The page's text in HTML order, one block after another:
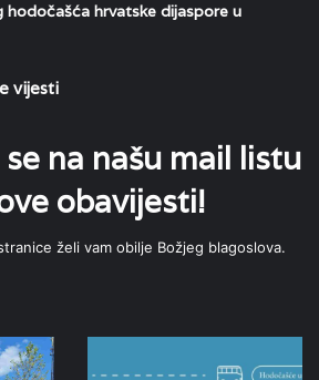
hodočašća hrvatske dijaspore u
vijesti
na našu mail listu
obavijesti!
želi vam obilje Božjeg blagoslova.